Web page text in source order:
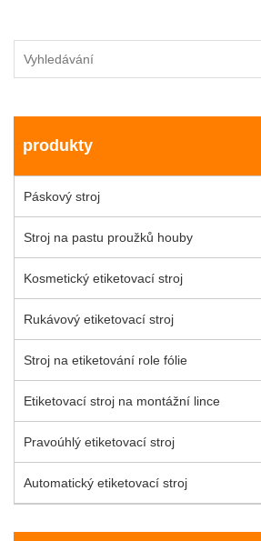
produkty
Páskový stroj
Stroj na pastu proužků houby
Kosmetický etiketovací stroj
Rukávový etiketovací stroj
Stroj na etiketování role fólie
Etiketovací stroj na montážní lince
Pravoúhlý etiketovací stroj
Automatický etiketovací stroj